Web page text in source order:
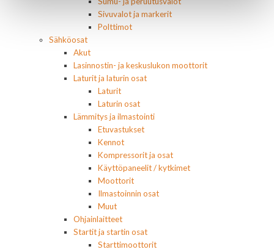
Sivuvalot ja markerit
Polttimot
Sähköosat
Akut
Lasinnostin- ja keskuslukon moottorit
Laturit ja laturin osat
Laturit
Laturin osat
Lämmitys ja ilmastointi
Etuvastukset
Kennot
Kompressorit ja osat
Käyttöpaneelit / kytkimet
Moottorit
Ilmastoinnin osat
Muut
Ohjainlaitteet
Startit ja startin osat
Starttimoottorit